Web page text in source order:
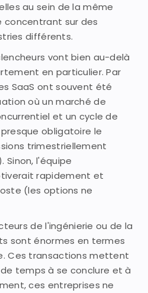
au sein de la même
concentrant sur des
différents.
vont bien au-delà
en particulier. Par
SaaS ont souvent été
où un marché de
et un cycle de
obligatoire le
trimestriellement
Sinon, l'équipe
rapidement et
(les options ne
de l'ingénierie ou de la
sont énormes en termes
Ces transactions mettent
temps à se conclure et à
ces entreprises ne